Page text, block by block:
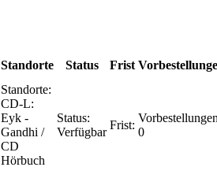
Standorte Status Frist
Standorte:
CD-L:
Eyk -
Gandhi /
CD
Hörbuch
Status:
Verfügbar
Frist:
0